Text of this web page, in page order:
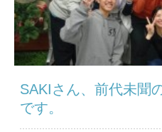
SAKIさん、前代未聞
です。